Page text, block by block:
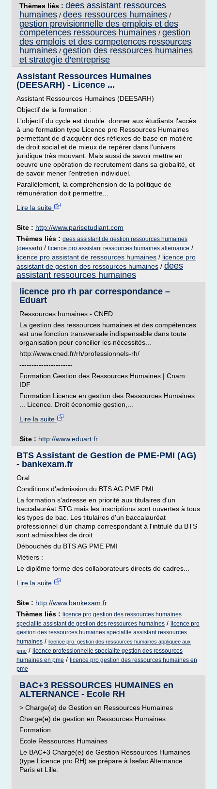
Thèmes liés : dees assistant ressources
humaines / dees ressources humaines /
gestion previsionnelle des emplois et des
competences ressources humaines / gestion
des emplois et des competences ressources
humaines / gestion des ressources humaines
et strategie d'entreprise
Assistant Ressources Humaines
(DEESARH) - Licence ...
Assistant Ressources Humaines (DEESARH)
Objectif de la formation :
L'objectif du cycle est double: donner aux étudiants l'accès
à une formation type Licence pro Ressources Humaines
permettant de d'acquérir des réflexes de base en matière
de droit social et de mieux de repérer dans l'univers
juridique très mouvant. Mais aussi de savoir mettre en
oeuvre une opération de recrutement dans sa globalité, et
de savoir mener l'entretien individuel.
Parallèlement, la compréhension de la politique de
rémunération doit permettre...
Lire la suite
Site : http://www.parisetudiant.com
Thèmes liés : dees assistant de gestion ressources humaines
(deesarh) / licence pro assistant ressources humaines alternance /
licence pro assistant de ressources humaines / licence pro
assistant de gestion des ressources humaines / dees
assistant ressources humaines
licence pro rh par correspondance –
Eduart
Ressources humaines - CNED
La gestion des ressources humaines et des compétences
est une fonction transversale indispensable dans toute
organisation pour concilier les nécessités...
http://www.cned.fr/rh/professionnels-rh/
----------------------
Formation Gestion des Ressources Humaines | Cnam
IDF
Formation Licence en gestion des Ressources Humaines
... Licence. Droit économie gestion,...
Lire la suite
Site : http://www.eduart.fr
BTS Assistant de Gestion de PME-PMI (AG)
- bankexam.fr
Oral
Conditions d'admission du BTS AG PME PMI
La formation s'adresse en priorité aux titulaires d'un
baccalauréat STG mais les inscriptions sont ouvertes à tous
les types de bac. Les titulaires d'un baccalauréat
professionnel d'un champ correspondant à l'intitulé du BTS
sont admissibles de droit.
Débouchés du BTS AG PME PMI
Métiers :
Le diplôme forme des collaborateurs directs de cadres...
Lire la suite
Site : http://www.bankexam.fr
Thèmes liés : licence pro gestion des ressources humaines
specialite assistant de gestion des ressources humaines / licence pro
gestion des ressources humaines specialite assistant ressources
humaines / licence pro. gestion des ressources humaines appliquee aux
pme / licence professionnelle specialite gestion des ressources
humaines en pme / licence pro gestion des ressources humaines en
pme
BAC+3 RESSOURCES HUMAINES en
ALTERNANCE - Ecole RH
> Charge(e) de Gestion en Ressources Humaines
Charge(e) de gestion en Ressources Humaines
Formation
Ecole Ressources Humaines
Le BAC+3 Chargé(e) de Gestion Ressources Humaines
(type Licence pro RH) se prépare à Isefac Alternance
Paris et Lille.